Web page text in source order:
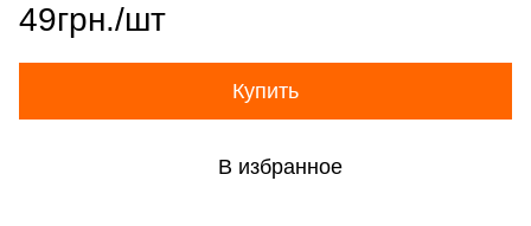
49грн./шт
Купить
В избранное